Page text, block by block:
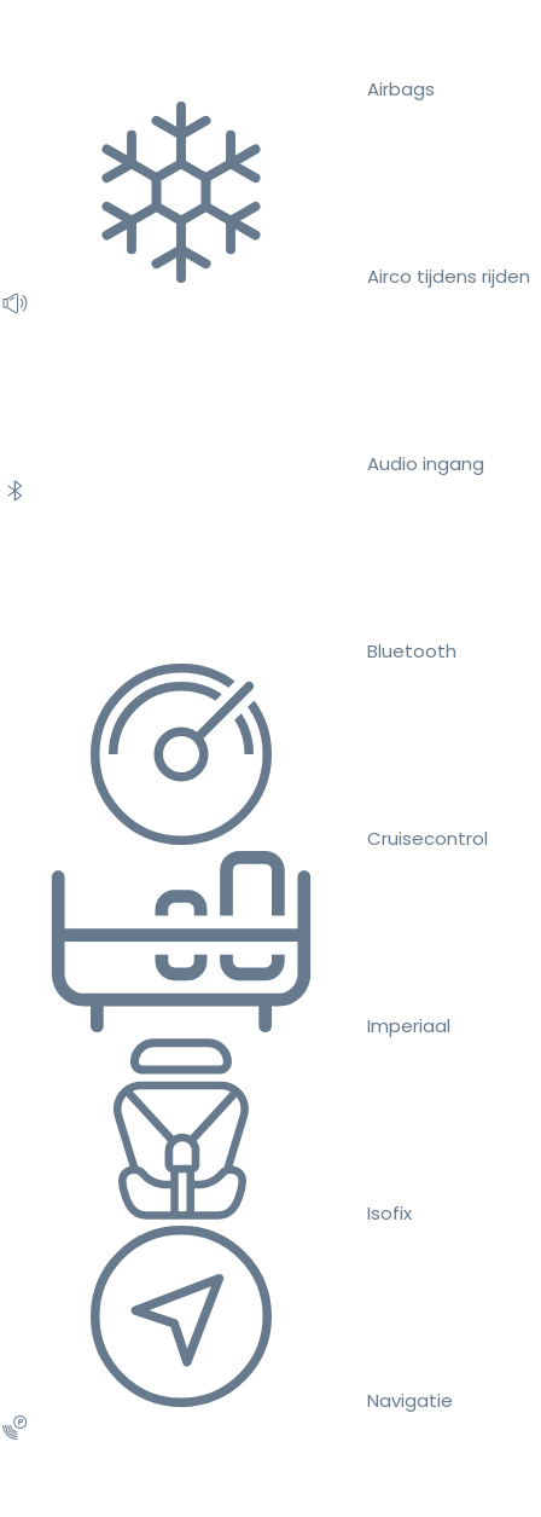
Airbags
Airco tijdens rijden
Audio ingang
Bluetooth
Cruisecontrol
Imperiaal
Isofix
Navigatie